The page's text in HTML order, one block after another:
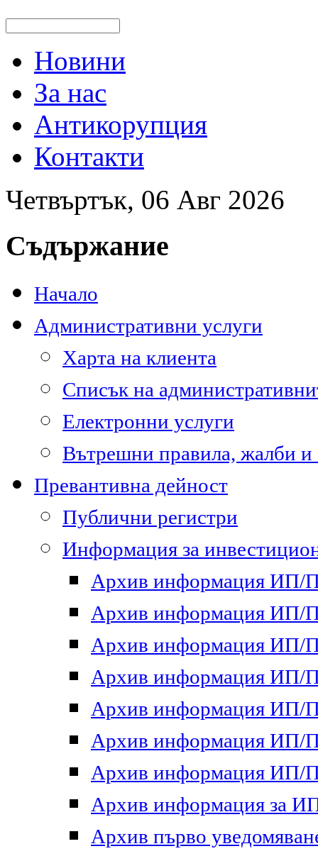
Новини
За нас
Антикорупция
Контакти
Четвъртък, 06 Авг 2026
Съдържание
Начало
Административни услуги
Харта на клиента
Списък на
Електронни услуги
Вътрешни правила, жалби и
Превантивна дейност
Публични регистри
Информация за
Архив информация ИП/
Архив информация ИП/
Архив информация ИП/
Архив информация ИП/
Архив информация ИП/
Архив информация ИП/
Архив информация ИП/
Архив информация за
Архив първо